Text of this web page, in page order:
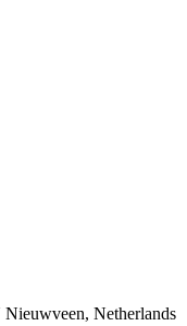
Netherlands